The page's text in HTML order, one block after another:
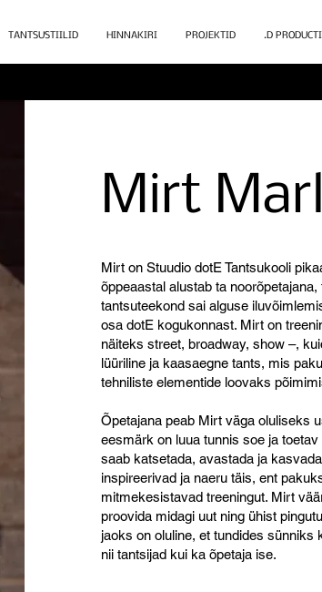
TANTSUSTIILID HINNAKIRI PROJEKTID .D
Mirt
Mirt on Stuudio dotE Tantsukooli
õppeaastal alustab ta
tantsuteekond sai alguse
osa dotE kogukonnast. Mirt on
näiteks street, broadway, show –,
lüüriline ja kaasaegne tants, mis
tehniliste elementide loovaks
Õpetajana peab Mirt väga oluliseks
eesmärk on luua tunnis soe ja
saab katsetada, avastada ja
inspireerivad ja naeru täis, ent
mitmekesistavad treeningut. Mirt
proovida midagi uut ning ühist
jaoks on oluline, et tundides
nii tantsijad kui ka õpetaja ise.